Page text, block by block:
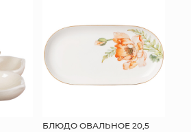
БЛЮДО ОВАЛЬНОЕ 20,5